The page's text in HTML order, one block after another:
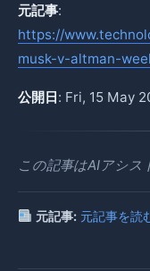
元記事:
https://
musk-v-altman-
公開日: Fri, 15 May
この記事はAIアシス
元記事: 元記事を読